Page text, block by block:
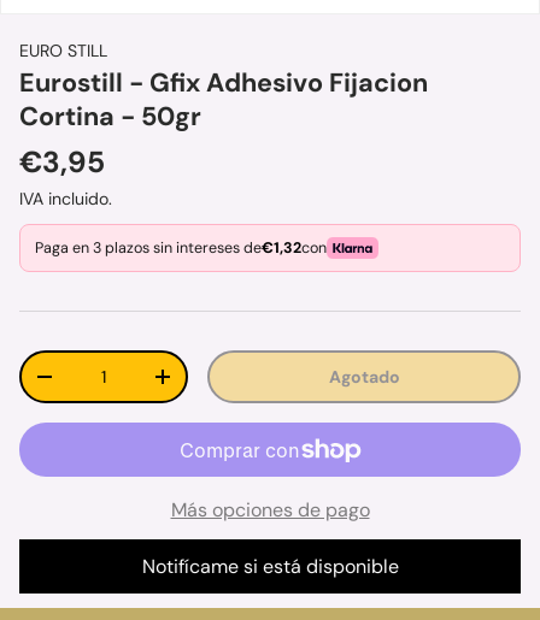
EURO STILL
Eurostill - Gfix Adhesivo Fijacion
Cortina - 50gr
Precio normal
€3,95
IVA incluido.
Paga en 3 plazos sin intereses de€1,32con
Cant.
Disminuir cantidadAumentar la cantidadAgotado
Más opciones de pago
Notifícame si está disponible